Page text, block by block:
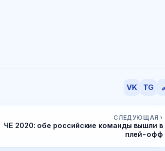
VK TG
СЛЕДУЮЩАЯ ›
ЧЕ 2020: обе российские команды вышли в
плей-офф